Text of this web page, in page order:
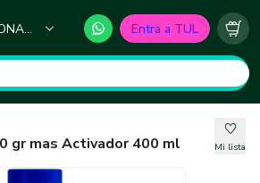
de ConstrucciónEntra a TUL
gr mas Activador 400 ml Mi lista